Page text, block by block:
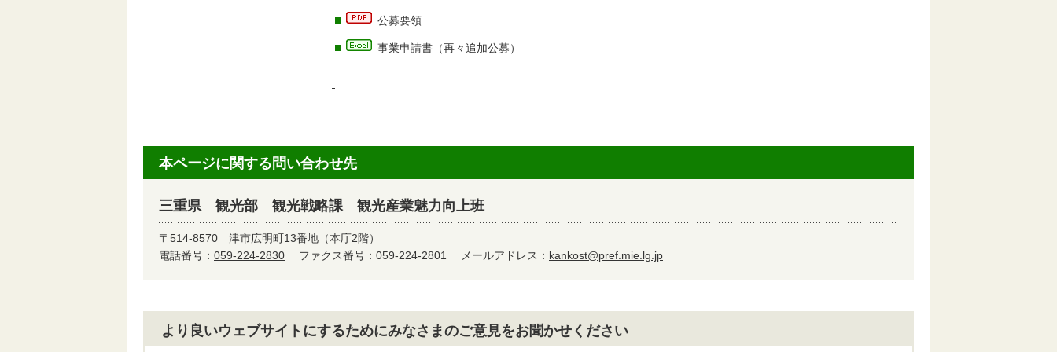
公募要領
事業申請書 （再々追加公募）
本ページに関する問い合わせ先
三重県 観光部 観光戦略課 観光産業魅力向上班
〒514-8570 津市広明町13番地（本庁2階）
電話番号： 059-224-2830 ファクス番号：059-224-2801 メールアドレス： kankost@pref.mie.lg.jp
より良いウェブサイトにするためにみなさまのご意見をお聞かせください